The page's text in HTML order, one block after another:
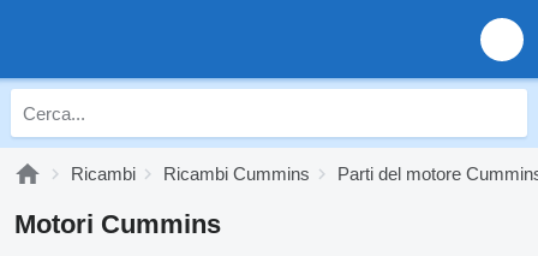
Ricambi Ricambi Cummins Parti del motore
Motori Cummins